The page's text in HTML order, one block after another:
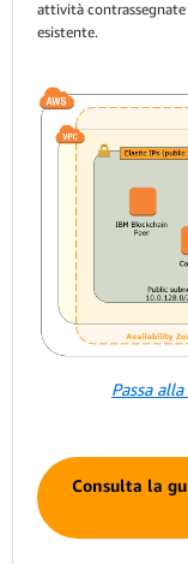
attività contrassegnate
esistente.
Passa
Consulta la